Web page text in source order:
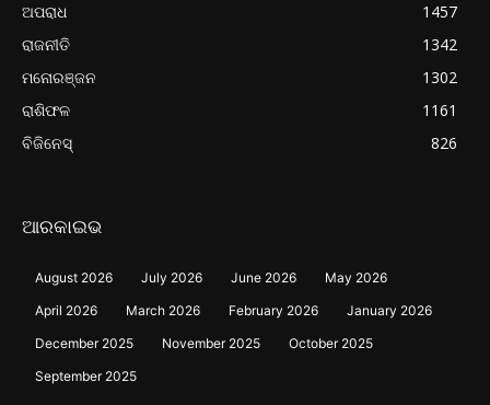
ଅପରାଧ
1457
ରାଜନୀତି
1342
ମନୋରଞ୍ଜନ
1302
ରାଶିଫଳ
1161
ବିଜିନେସ୍
826
ଆରକାଇଭ
August 2026 July 2026 June 2026
May 2026
April 2026
March 2026 February 2026
January 2026
December 2025
November 2025
October 2025
September 2025